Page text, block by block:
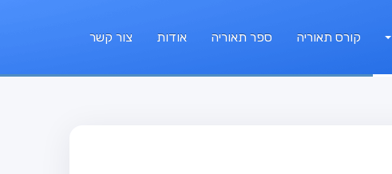
קורס תאוריה ספר תאוריה אודות צור קשר